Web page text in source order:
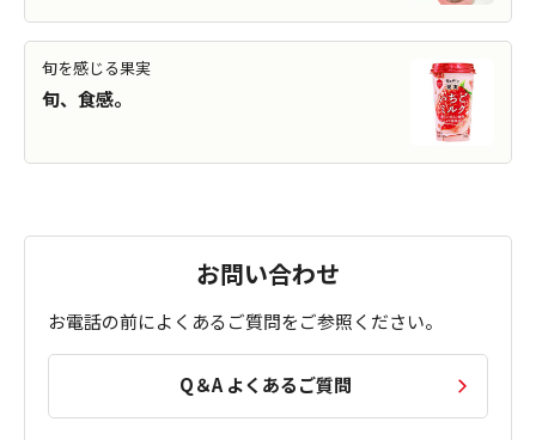
旬を感じる果実
旬、食感。
お問い合わせ
お電話の前によくあるご質問をご参照ください。
Q＆A よくあるご質問